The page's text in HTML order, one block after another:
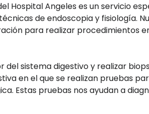
Hospital Angeles es un servicio
de endoscopia y fisiología.
para realizar procedimientos
sistema digestivo y realizar
en el que se realizan pruebas
Estas pruebas nos ayudan a